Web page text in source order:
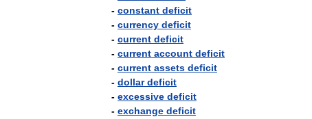
- constant deficit
- currency deficit
- current deficit
- current account deficit
- current assets deficit
- dollar deficit
- excessive deficit
- exchange deficit